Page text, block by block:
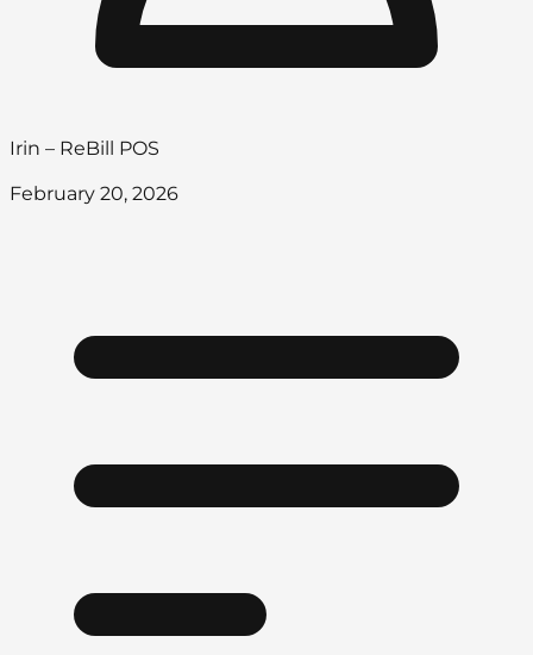
Irin – ReBill POS
February 20, 2026